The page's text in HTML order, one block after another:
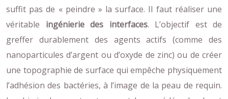
suffit pas de « peindre » la surface. Il faut réaliser une
véritable ingénierie des interfaces. L’objectif est de
greffer durablement des agents actifs (comme des
nanoparticules d’argent ou d’oxyde de zinc) ou de créer
une topographie de surface qui empêche physiquement
l’adhésion des bactéries, à l’image de la peau de requin.